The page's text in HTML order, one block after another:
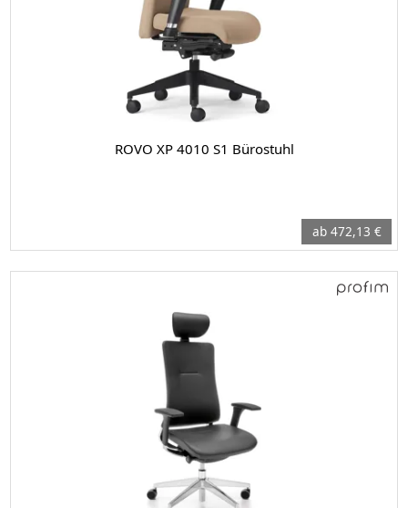
ROVO XP 4010 S1 Bürostuhl
ab 472,13 €